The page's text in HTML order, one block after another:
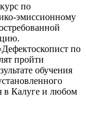
по
эмиссионному
по
пройти
обучения
в Калуге и любом